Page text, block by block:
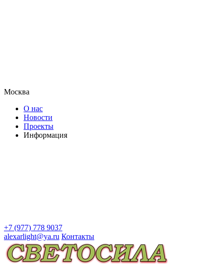
Москва
О нас
Новости
Проекты
Информация
+7 (977) 778 9037
alexarlight@ya.ru Контакты